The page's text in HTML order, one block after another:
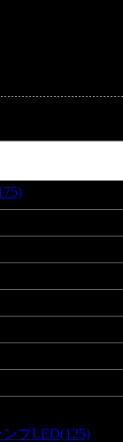
プLED(125)